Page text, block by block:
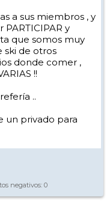
a sus miembros , y
y
que somos muy
ski de otros
donde comer ,
!!
..
un privado para
negativos: 0